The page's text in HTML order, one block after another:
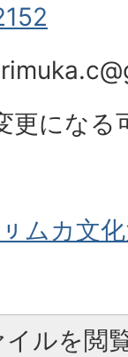
更になる
ムカ文
イルを閲